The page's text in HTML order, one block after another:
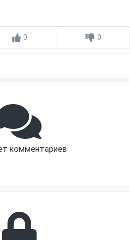
0 0
комментариев